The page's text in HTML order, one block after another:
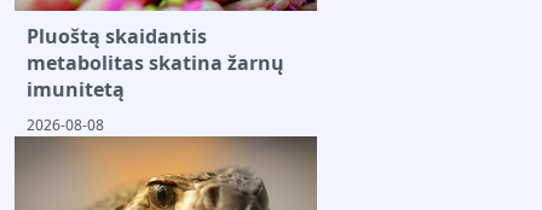
Pluoštą skaidantis
metabolitas skatina žarnų
imunitetą
2026-08-08